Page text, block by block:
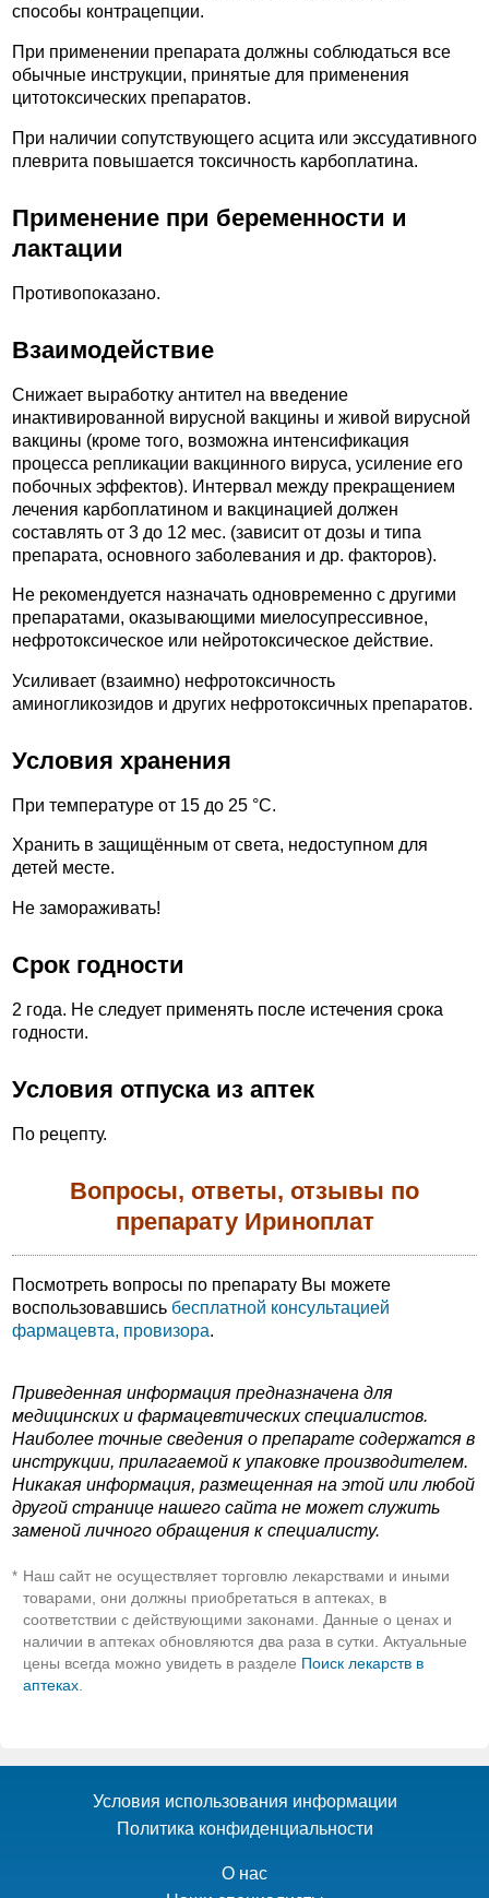
способы контрацепции.
При применении препарата должны соблюдаться все
обычные инструкции, принятые для применения
цитотоксических препаратов.
При наличии сопутствующего асцита или экссудативного
плеврита повышается токсичность карбоплатина.
Применение при беременности и
лактации
Противопоказано.
Взаимодействие
Снижает выработку антител на введение
инактивированной вирусной вакцины и живой вирусной
вакцины (кроме того, возможна интенсификация
процесса репликации вакцинного вируса, усиление его
побочных эффектов). Интервал между прекращением
лечения карбоплатином и вакцинацией должен
составлять от 3 до 12 мес. (зависит от дозы и типа
препарата, основного заболевания и др. факторов).
Не рекомендуется назначать одновременно с другими
препаратами, оказывающими миелосупрессивное,
нефротоксическое или нейротоксическое действие.
Усиливает (взаимно) нефротоксичность
аминогликозидов и других нефротоксичных препаратов.
Условия хранения
При температуре от 15 до 25 °С.
Хранить в защищённым от света, недоступном для
детей месте.
Не замораживать!
Срок годности
2 года. Не следует применять после истечения срока
годности.
Условия отпуска из аптек
По рецепту.
Вопросы, ответы, отзывы по
препарату Ириноплат
Посмотреть вопросы по препарату Вы можете
воспользовавшись бесплатной консультацией
фармацевта, провизора.
Приведенная информация предназначена для
медицинских и фармацевтических специалистов.
Наиболее точные сведения о препарате содержатся в
инструкции, прилагаемой к упаковке производителем.
Никакая информация, размещенная на этой или любой
другой странице нашего сайта не может служить
заменой личного обращения к специалисту.
* Наш сайт не осуществляет торговлю лекарствами и иными
товарами, они должны приобретаться в аптеках, в
соответствии с действующими законами. Данные о ценах и
наличии в аптеках обновляются два раза в сутки. Актуальные
цены всегда можно увидеть в разделе Поиск лекарств в
аптеках
Условия использования информации
Политика конфиденциальности
О нас